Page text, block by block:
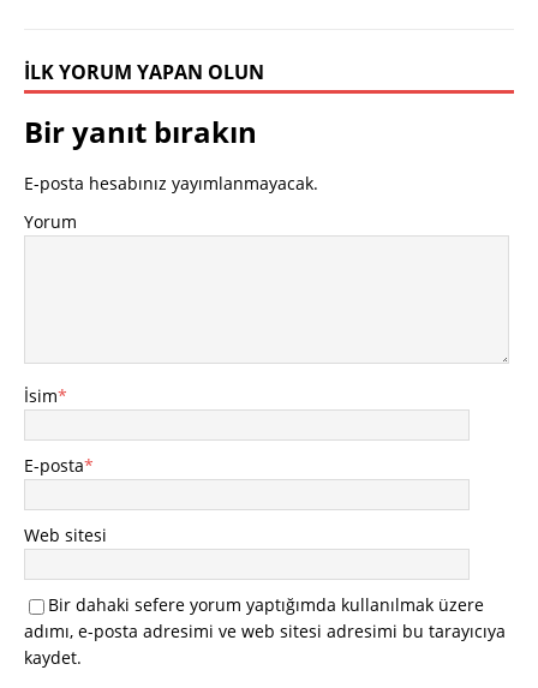
İLK YORUM YAPAN OLUN
Bir yanıt bırakın
E-posta hesabınız yayımlanmayacak.
Yorum
İsim*
E-posta*
Web sitesi
Bir dahaki sefere yorum yaptığımda kullanılmak üzere
adımı, e-posta adresimi ve web sitesi adresimi bu tarayıcıya
kaydet.